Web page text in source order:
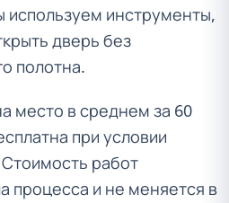
инструменты,
дверь без
полотна.
место в среднем за 60
при условии
работ
процесса и не меняется в